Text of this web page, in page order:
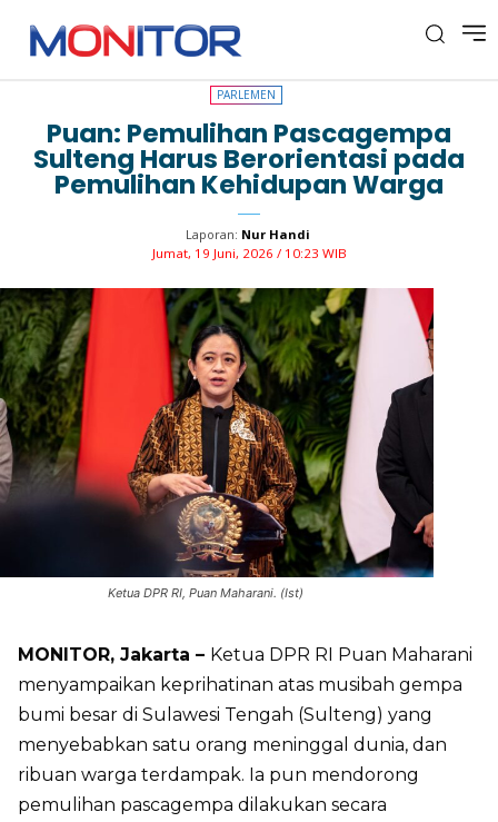
PARLEMEN
PARLEMEN
Puan: Pemulihan Pascagempa
Sulteng Harus Berorientasi pada
Pemulihan Kehidupan Warga
Laporan: Nur Handi
Jumat, 19 Juni, 2026 / 10:23 WIB
Ketua DPR RI, Puan Maharani. (Ist)
MONITOR, Jakarta – Ketua DPR RI Puan Maharani
menyampaikan keprihatinan atas musibah gempa
bumi besar di Sulawesi Tengah (Sulteng) yang
menyebabkan satu orang meninggal dunia, dan
ribuan warga terdampak. Ia pun mendorong
pemulihan pascagempa dilakukan secara